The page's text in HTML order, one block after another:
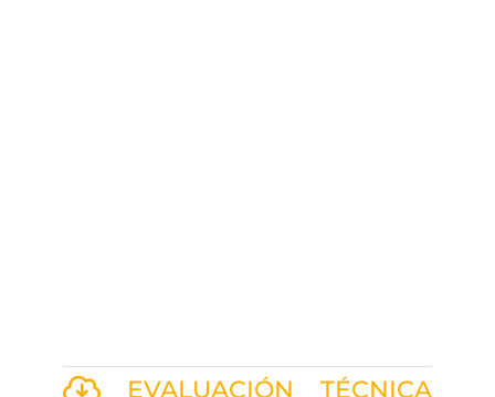
EVALUACIÓN TÉCNICA